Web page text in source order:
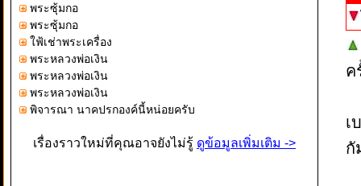
พระซุ้มกอ
พระซุ้มกอ
ใฟ้เช่าพระเครื่อง
พระหลวงพ่อเงิน
พระหลวงพ่อเงิน
พระหลวงพ่อเงิน
พิจารณา นาคปรกองค์นี้หน่อยครับ
เรื่องราวใหม่ที่คุณอาจยังไม่รู้ ดูข้อมูลเพิ่มเติม ->
เ
กั